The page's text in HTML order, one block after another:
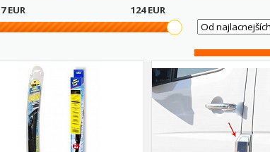
7EUR 124EUR